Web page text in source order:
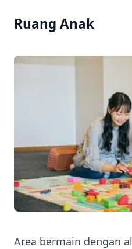
Ruang Anak
Area bermain dengan